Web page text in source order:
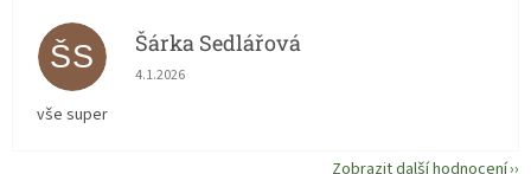
ŠS Šárka Sedlářová
Hodnocení obchodu je 5 z 5 hvězdiček.
4.1.2026
vše super